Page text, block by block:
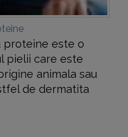
proteine este o
pielii care este
animala sau
de dermatita